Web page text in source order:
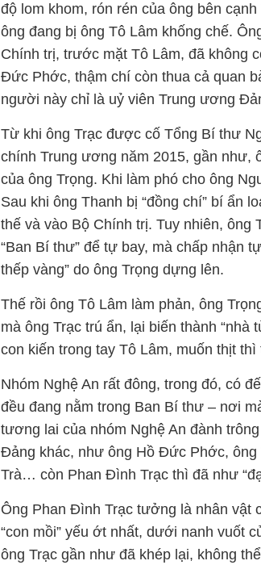
độ lom khom, rón rén của ông bên
ông đang bị ông Tô Lâm khống chế.
Chính trị, trước mặt Tô Lâm, đã không
Đức Phớc, thậm chí còn thua cả quan
người này chỉ là uỷ viên Trung ương
Từ khi ông Trạc được cố Tổng Bí thư
chính Trung ương năm 2015, gần như,
của ông Trọng. Khi làm phó cho ông
Sau khi ông Thanh bị “đồng chí” bí ẩn
thế và vào Bộ Chính trị. Tuy nhiên, ông
“Ban Bí thư” để tự bay, mà chấp nhận
thếp vàng” do ông Trọng dựng lên.
Thế rồi ông Tô Lâm làm phản, ông
mà ông Trạc trú ẩn, lại biến thành “nhà
con kiến trong tay Tô Lâm, muốn thịt
Nhóm Nghệ An rất đông, trong đó, có
đều đang nằm trong Ban Bí thư – nơi
tương lai của nhóm Nghệ An đành
Đảng khác, như ông Hồ Đức Phớc, ông
Trà… còn Phan Đình Trạc thì đã như
Ông Phan Đình Trạc tưởng là nhân vật
“con mồi” yếu ớt nhất, dưới nanh vuốt
ông Trạc gần như đã khép lại, không